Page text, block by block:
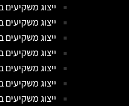
ייצוג משקיעים
ייצוג
ייצוג משקיעים
ייצוג משקיעים
ייצוג משקיעים
ייצוג משקיעים
ייצוג